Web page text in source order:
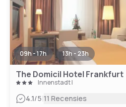
09h - 17h 13h - 23h
The Domicil Hotel Frankfurt
Innenstadt I
4.1/5|11 Recensies